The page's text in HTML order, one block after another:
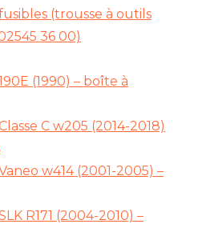
(trousse à outils
36 00)
(1990) – boîte à
C w205 (2014-2018)
w414 (2001-2005) –
R171 (2004-2010) –